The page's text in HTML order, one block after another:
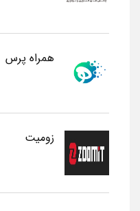
همراه پرس
زومیت